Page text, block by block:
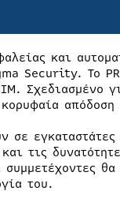
και
Security. Το
Σχεδιασμένο
σε
τις
του.